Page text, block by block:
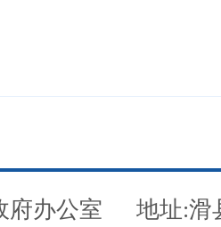
府办公室
地址:滑